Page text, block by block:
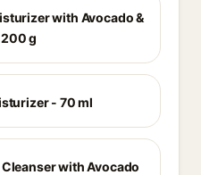
with Avocado &
g
- 70 ml
with Avocado